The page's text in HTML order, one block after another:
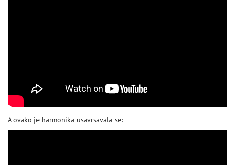
A ovako je harmonika usavrsavala se: